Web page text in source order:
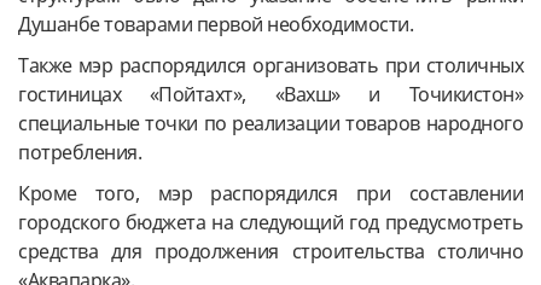
Душанбе товарами первой необходимости.
Также мэр распорядился организовать при столичных
гостиницах «Пойтахт», «Вахш» и Точикистон»
специальные точки по реализации товаров народного
потребления.
Кроме того, мэр распорядился при составлении
городского бюджета на следующий год предусмотреть
средства для продолжения строительства столично